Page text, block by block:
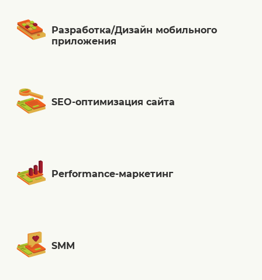
Разработка/Дизайн мобильного
приложения
SEO-оптимизация сайта
Performance-маркетинг
SMM